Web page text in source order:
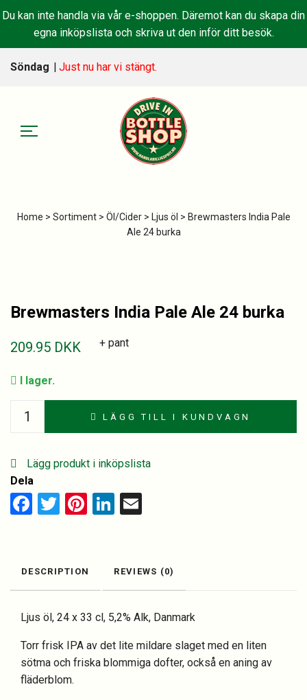
Du kan inte handla via vår e-shoppen. Däremot kan du skapa din
egna inköpslista och skriva ut den inför ditt besök.
Söndag | Just nu har vi stängt.
Home > Sortiment> Öl/Cider> Ljus öl > Brewmasters India Pale
Ale 24 burka
Brewmasters India Pale Ale 24 burka
209.95 DKK + pant
I lager.
Brewmasters
India
Ale
24
burka
quantity
LÄGG TILL I KUNDVAGN
Lägg produkt i inköpslista
Dela
Facebook
TwitterPinterest
LinkedIn
DESCRIPTION REVIEWS (0)
Ljus öl, 24 x 33 cl, 5,2% Alk, Danmark
Torr frisk IPA av det lite mildare slaget med en liten
sötma och friska blommiga dofter, också en aning av
fläderblom.